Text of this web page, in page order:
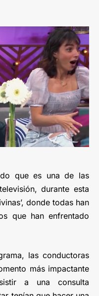
que es una de las
durante esta
donde todas han
que han enfrentado
las conductoras
más impactante
a una consulta